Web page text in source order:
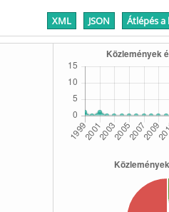
XML JSON Átlépés a